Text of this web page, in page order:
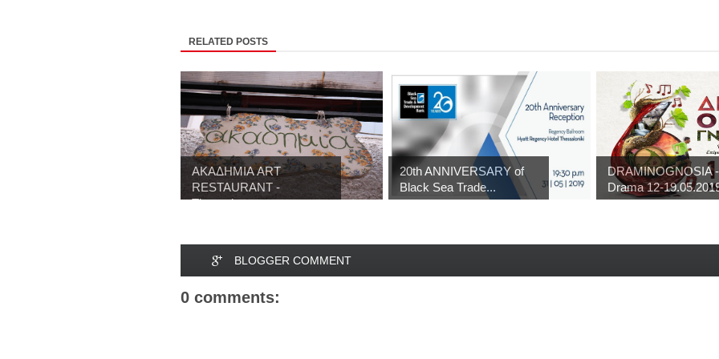
RELATED POSTS
ΑΚΑΔΗΜΙΑ ART
RESTAURANT -
Thessalon...
20th ANNIVERSARY of
Black Sea Trade...
DRAMINOGNOSIA -
Drama 12-
BLOGGER COMMENT
0 comments: